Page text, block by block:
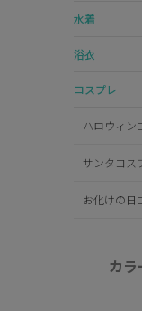
水着
浴衣
コスプレ
ハロウィン
サンタコス
お化けの日
カ